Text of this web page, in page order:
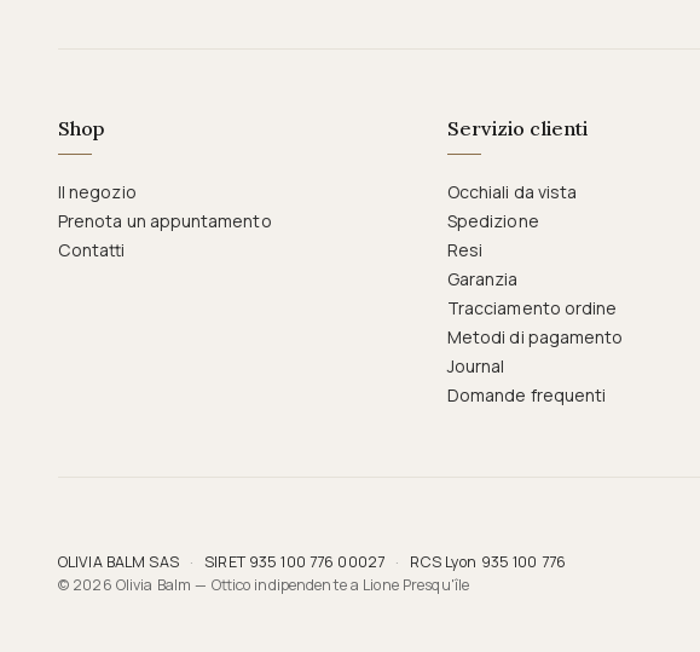
Shop
Il negozio
Prenota un appuntamento
Contatti
Servizio clienti
Occhiali da vista
Spedizione
Resi
Garanzia
Tracciamento ordine
Metodi di pagamento
Journal
Domande frequenti
OLIVIA BALM SAS · SIRET 935 100 776 00027 ·
RCS Lyon 935 100 776
© 2026 Olivia Balm — Ottico indipendente a Lione Presqu'île